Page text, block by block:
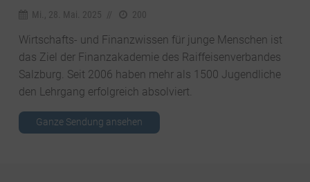
Mi., 28. Mai. 2025 200
Wirtschafts- und Finanzwissen für junge Menschen ist
das Ziel der Finanzakademie des Raiffeisenverbandes
Salzburg. Seit 2006 haben mehr als 1500 Jugendliche
den Lehrgang erfolgreich absolviert.
Ganze Sendung ansehen